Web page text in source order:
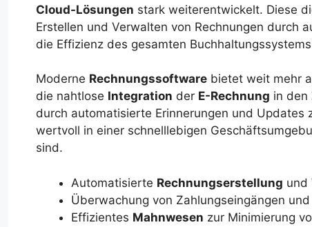
Cloud-Lösungen stark weiterentwickelt. Diese
Erstellen und Verwalten von Rechnungen durch
die Effizienz des gesamten
Moderne Rechnungssoftware bietet weit mehr
die nahtlose Integration der E-Rechnung in den
durch automatisierte Erinnerungen und Updates
wertvoll in einer schnelllebigen
sind.
Automatisierte Rechnungserstellung und
Überwachung von Zahlungseingängen
Effizientes Mahnwesen zur Minimierung